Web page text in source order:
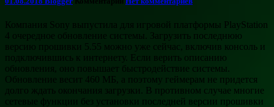
Компания Sony выпустила для игровой платформы PlayStation
4 очередное обновление системы. Загрузить последнюю
версию прошивки 5.55 можно уже сейчас, включив консоль и
подключившись к интернету. Если верить описанию
обновления, оно повышает быстродействие системы.
Обновление весит 460 МБ, а поэтому геймерам не придется
долго ждать окончания загрузки. В противном случае многие
сетевые функции без установки последней версии прошивки